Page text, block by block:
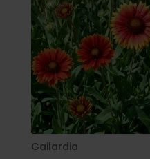
Gailardia